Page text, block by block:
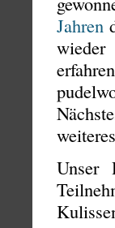
Jahren
Unser